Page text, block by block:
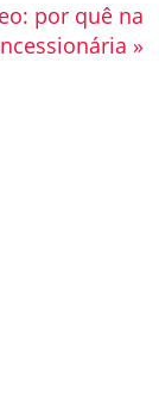
por quê na
»